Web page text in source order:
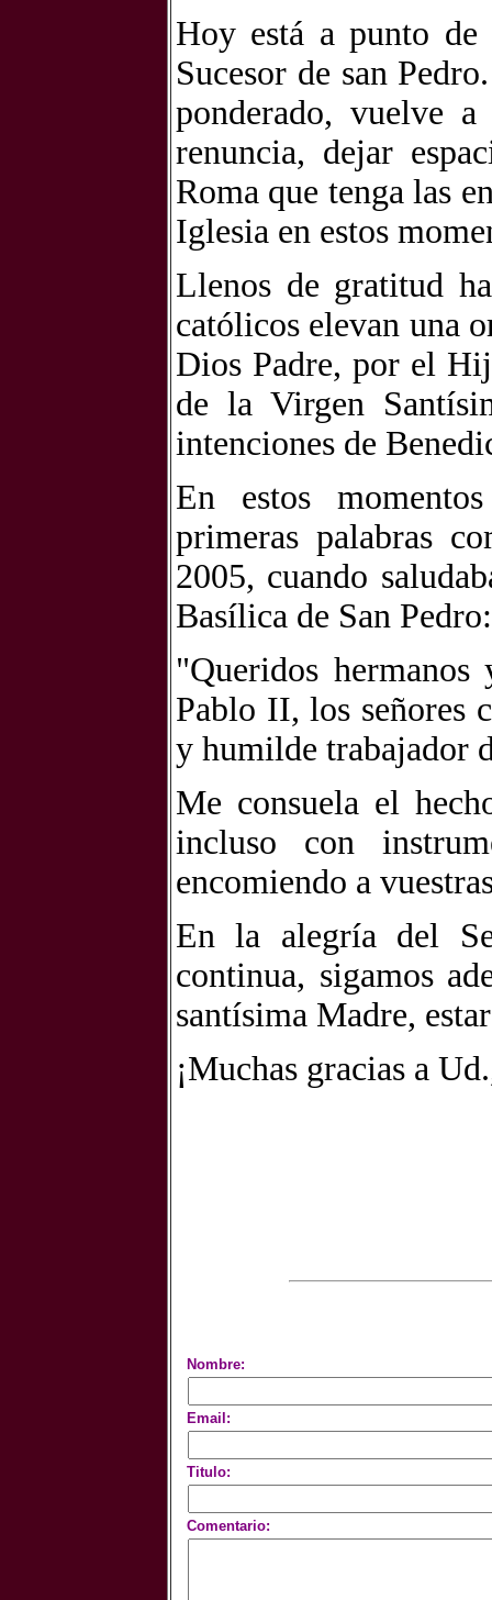
Hoy está a punto
Sucesor de san
ponderado, vuelve
renuncia, dejar
Roma que tenga las
Iglesia en estos
Llenos de gratitud
católicos elevan una
Dios Padre, por el
de la Virgen
intenciones de
En estos
primeras palabras
2005, cuando
Basílica de San Pedro:
"Queridos hermanos
Pablo II, los señores
y humilde trabajador
Me consuela el
incluso con
encomiendo a
En la alegría del
continua, sigamos
santísima Madre,
¡Muchas gracias a
Nombre:
Email:
Titulo:
Comentario: